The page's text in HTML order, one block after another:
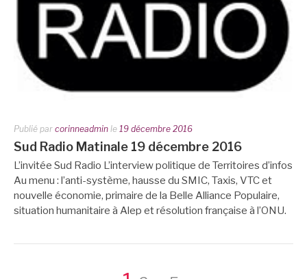
Publié par corinneadmin le 19 décembre 2016
Sud Radio Matinale 19 décembre 2016
L’invitée Sud Radio L’interview politique de Territoires d’infos
Au menu : l’anti-système, hausse du SMIC, Taxis, VTC et
nouvelle économie, primaire de la Belle Alliance Populaire,
situation humanitaire à Alep et résolution française à l’ONU.
PagePage